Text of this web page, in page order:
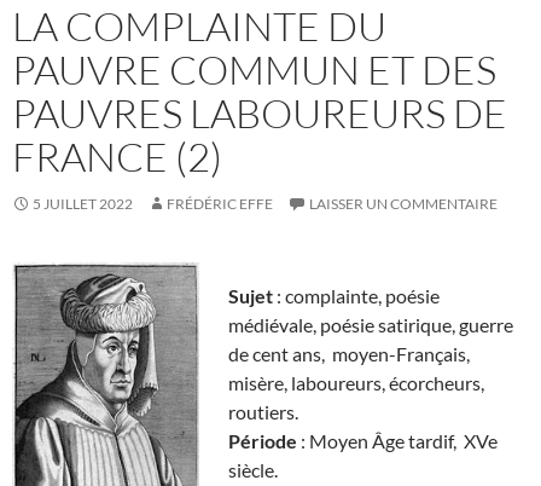
LA COMPLAINTE DU
PAUVRE COMMUN ET DES
PAUVRES LABOUREURS DE
FRANCE (2)
5 JUILLET 2022 FRÉDÉRIC EFFE LAISSER UN COMMENTAIRE
Sujet : complainte, poésie
médiévale, poésie satirique, guerre
de cent ans, moyen-Français,
misère, laboureurs, écorcheurs,
routiers.
Période : Moyen Âge tardif, XVe
siècle.